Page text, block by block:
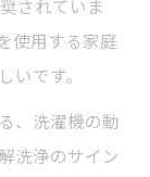
されていま
使用する家庭
です。
、洗濯機の動
洗浄のサイン